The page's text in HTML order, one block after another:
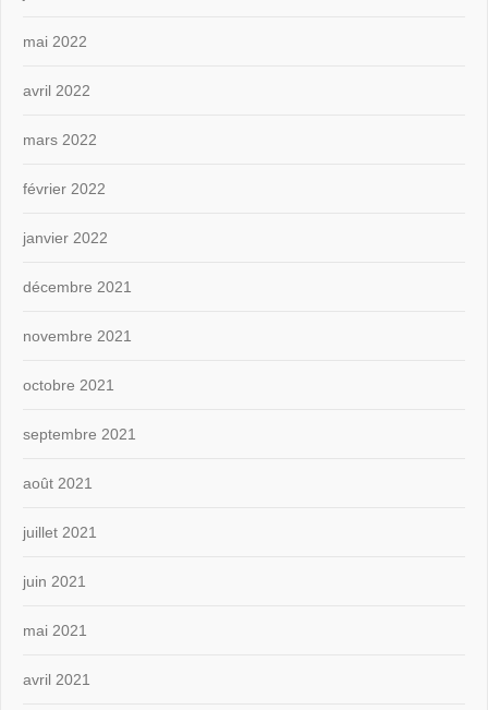
mai 2022
avril 2022
mars 2022
février 2022
janvier 2022
décembre 2021
novembre 2021
octobre 2021
septembre 2021
août 2021
juillet 2021
juin 2021
mai 2021
avril 2021